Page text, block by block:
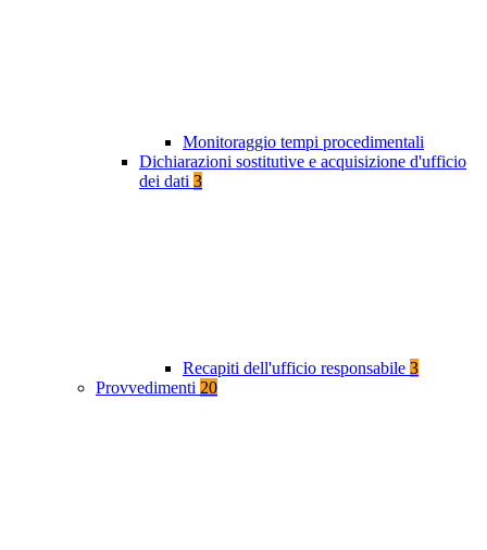
Monitoraggio tempi procedimentali
Dichiarazioni sostitutive e acquisizione d'ufficio
dei dati 3
Recapiti dell'ufficio responsabile 3
Provvedimenti 20